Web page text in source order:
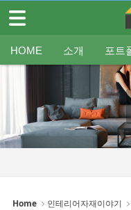
HOME 소개 포트
조직도
평형별샷
욕실
무료출장견적
Q&A
Home 인테리어자재이야기
로그인
HOME
포트폴리오
인테리어자재이야기